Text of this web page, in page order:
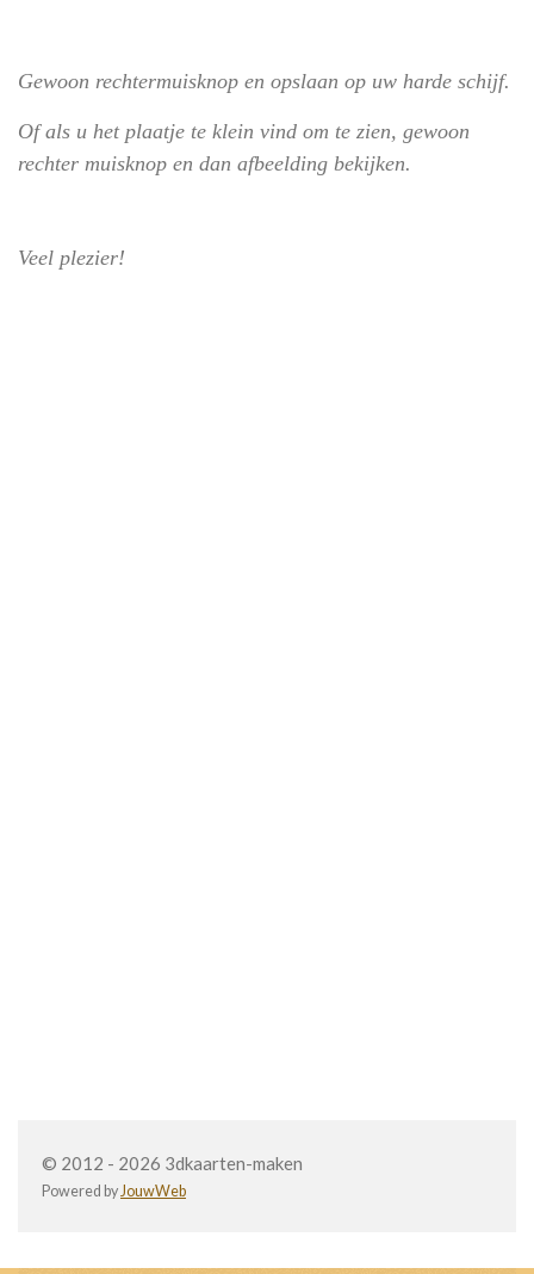
Gewoon rechtermuisknop en opslaan op uw harde schijf.
Of als u het plaatje te klein vind om te zien, gewoon
rechter muisknop en dan afbeelding bekijken.
Veel plezier!
© 2012 - 2026 3dkaarten-maken
Powered by JouwWeb